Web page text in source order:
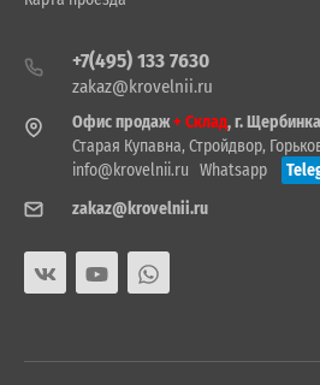
+7(495) 133 7630
zakaz@krovelnii.ru
Офис продаж+ Склад, г.
Старая Купавна, Стройдвор,
info@krovelnii.ru Whatsapp
zakaz@krovelnii.ru